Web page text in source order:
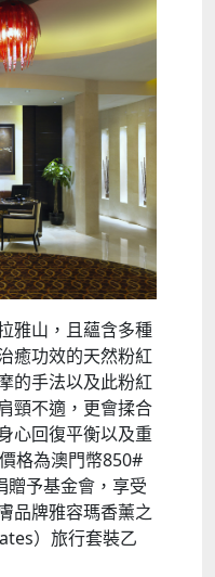
雅山，且蘊含多種
癒功效的天然粉紅
的手法以及此粉紅
頸不適，更會揉合
心回復平衡以及重
格為澳門幣850#
贈予基金會，享受
品牌雅容瑪香薰之
）旅行套裝乙